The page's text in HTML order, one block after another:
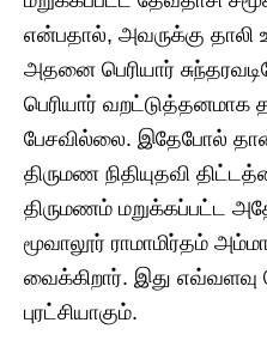
என்பதால், அவருக்கு தாலி
அதனை பெரியார்
பெரியார் வறட்டுத்தனமாக
பேசவில்லை. இதேபோல்
திருமண நிதியுதவி
திருமணம் மறுக்கப்பட்ட
மூவாலூர் ராமாமிர்தம்
வைக்கிறார். இது எவ்வளவு
புரட்சியாகும்.